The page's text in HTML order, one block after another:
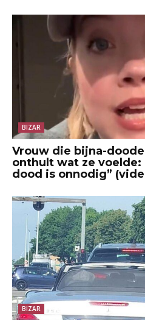
BIZAR
Vrouw die bijna-
onthult wat ze voelde:
dood is onnodig”
BIZAR